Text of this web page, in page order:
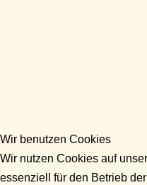
Wir benutzen Cookies
Wir nutzen Cookies auf
essenziell für den Betrieb